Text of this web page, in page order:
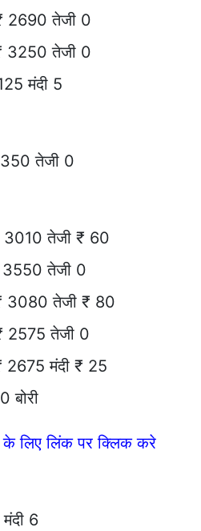
2690 तेजी 0
3250 तेजी 0
मंदी 5
तेजी 0
3010 तेजी ₹ 60
3550 तेजी 0
3080 तेजी ₹ 80
2575 तेजी 0
2675 मंदी ₹ 25
लिए लिंक पर क्लिक करे
6